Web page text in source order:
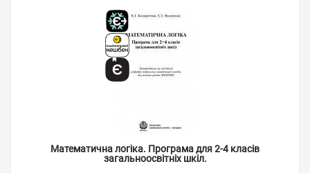
Математична логіка. Програма для 2-4 класів
загальноосвітніх шкіл.